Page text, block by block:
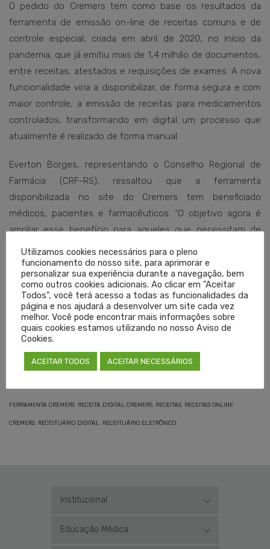
O pedido do Cremers tem como base os resultados da
ferramenta de emissão on-line de receitas comuns e de
controle especial, criada em abril de 2020, no início da
pandemia, que já emitiu mais de 1,4 milhão de documentos,
entre receitas, atestados e requisições de exames. A nova
funcionalidade viria a disponibilizar, de forma segura e com
maior controle, a emissão de receitas para medicamentos
controlados, transformando em digital um processo que
atualmente é realizado de forma manual.
Everton Borges, representando o Conselho Regional de
Farmácia (CRF-RS), ressaltou que a ferramenta
disponibilizada no site do Cremers tem beneficiado
médicos, pacientes e farmacêuticos. “O objetivo agora é
ampliar esse benefício para aqueles que necessitam de
medicamentos controlados, inclusive para profissionais e
pacientes que utilizam o Sistema Único de Saúde (SUS)”,
complementou.
Ao final da reunião, a Anvisa informou que o projeto do
Cremers e do CRF-RS será encaminhado para discussão
junto ao colegiado do órgão.
FERRAMENTA CREMERS RECEITA DIGITAL CREMERS RECEITAS RECEITAS ONLINE
CREMERS RECEITUÁRIO DIGITAL RECEITUÁRIO ELETRÔNICO
Institucional
Educação Médica
Utilizamos cookies necessários para o pleno
funcionamento do nosso site, para aprimorar e
personalizar sua experiência durante a navegação, bem
como outros cookies adicionais. Ao clicar em "Aceitar
Todos", você terá acesso a todas as funcionalidades da
página e nos ajudará a desenvolver um site cada vez
melhor. Você pode encontrar mais informações sobre
quais cookies estamos utilizando no nosso Aviso de
Cookies.
ACEITAR TODOS ACEITAR NECESSÁRIOS